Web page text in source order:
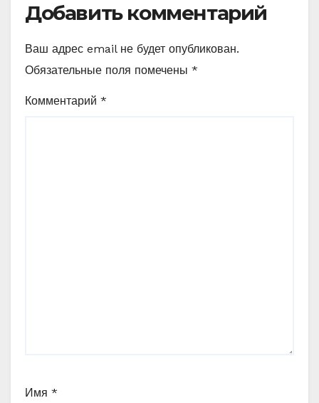
Добавить комментарий
Ваш адрес email не будет опубликован.
Обязательные поля помечены *
Комментарий *
Имя *